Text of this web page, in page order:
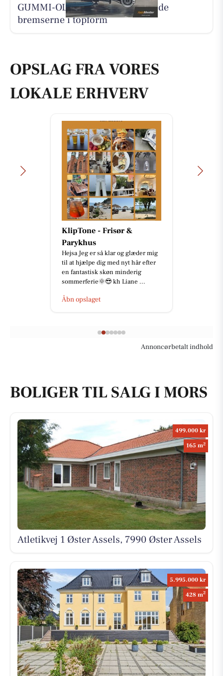
GUMMI-OLE hjælper med at holde
bremserne i topform
OPSLAG FRA VORES
LOKALE ERHVERV
MTH Biler
Finansiér en elektrisk Toyota til
bare 1,99% i variabel rente🤌 Se
hvilke, på vores hjemmeside og
kom gerne ind til MTH Biler...
Åbn opslaget
Annoncørbetalt indhold
BOLIGER TIL SALG I MORS
499.000 kr
165 m2
Atletikvej 1 Øster Assels, 7990 Øster Assels
5.995.000 kr
428 m2